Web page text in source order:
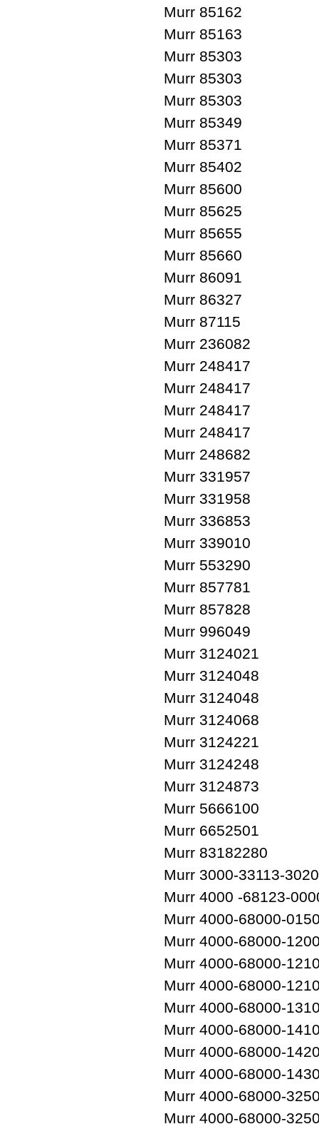
Murr 85162
Murr 85163
Murr 85303
Murr 85303
Murr 85303
Murr 85349
Murr 85371
Murr 85402
Murr 85600
Murr 85625
Murr 85655
Murr 85660
Murr 86091
Murr 86327
Murr 87115
Murr 236082
Murr 248417
Murr 248417
Murr 248417
Murr 248417
Murr 248682
Murr 331957
Murr 331958
Murr 336853
Murr 339010
Murr 553290
Murr 857781
Murr 857828
Murr 996049
Murr 3124021
Murr 3124048
Murr 3124048
Murr 3124068
Murr 3124221
Murr 3124248
Murr 3124873
Murr 5666100
Murr 6652501
Murr 83182280
Murr 3000-33113-
Murr 4000 -68123-
Murr 4000-68000-
Murr 4000-68000-
Murr 4000-68000-
Murr 4000-68000-
Murr 4000-68000-
Murr 4000-68000-
Murr 4000-68000-
Murr 4000-68000-
Murr 4000-68000-
Murr 4000-68000-